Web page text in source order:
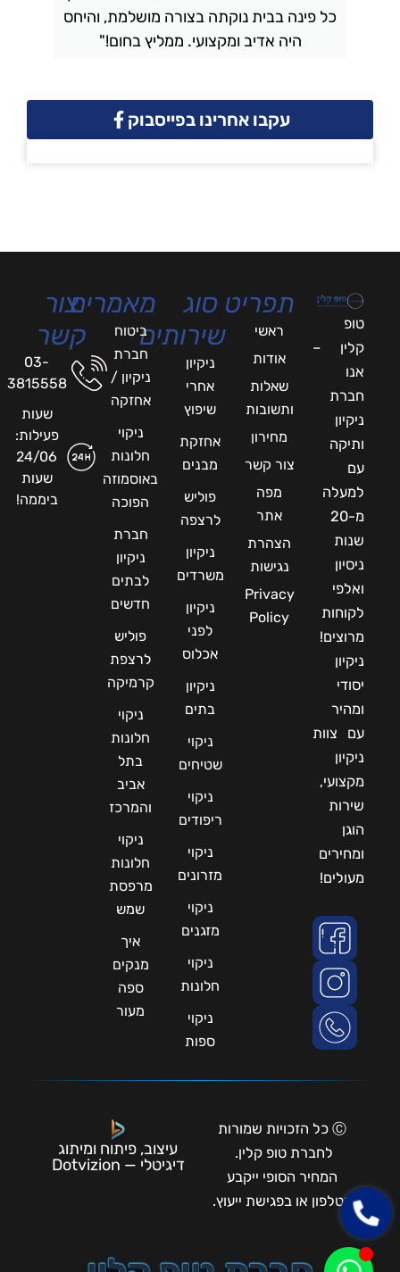
כל פינה בבית נוקתה בצורה מושלמת, והיחס
היה אדיב ומקצועי. ממליץ בחום!"
עקבו אחרינו בפייסבוק
טופ
קלין –
אנו
חברת
ניקיון
ותיקה
עם
למעלה
מ-20
שנות
ניסיון
ואלפי
לקוחות
מרוצים!
ניקיון
יסודי
ומהיר
עם צוות
ניקיון
מקצועי,
שירות
הוגן
ומחירים
מעולים!
תפריט
ראשי
אודות
שאלות
ותשובות
מחירון
צור קשר
מפה
אתר
הצהרת
נגישות
Privacy
Policy
סוג
שירותים
ניקיון
אחרי
שיפוץ
אחזקת
מבנים
פוליש
לרצפה
ניקיון
משרדים
ניקיון
לפני
אכלוס
ניקיון
בתים
ניקוי
שטיחים
ניקוי
ריפודים
ניקוי
מזרונים
ניקוי
מזגנים
ניקוי
חלונות
ניקוי
ספות
מאמרים
ביטוח
חברת
ניקיון /
אחזקה
ניקוי
חלונות
באוסמוזה
הפוכה
חברת
ניקיון
לבתים
חדשים
פוליש
לרצפת
קרמיקה
ניקוי
חלונות
בתל
אביב
והמרכז
ניקוי
חלונות
מרפסת
שמש
איך
מנקים
ספה
מעור
צור
קשר
03-
3815558
שעות
פעילות:
24/06
שעות
ביממה!
Ⓒ כל הזכויות שמורות
לחברת טופ קלין.
המחיר הסופי ייקבע
בטלפון או בפגישת ייעוץ.
עיצוב, פיתוח ומיתוג
דיגיטלי — Dotvizion